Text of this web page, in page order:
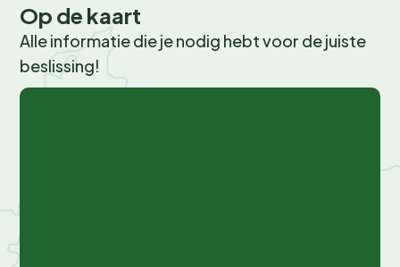
Op de kaart
Alle informatie die je nodig hebt voor de juiste
beslissing!